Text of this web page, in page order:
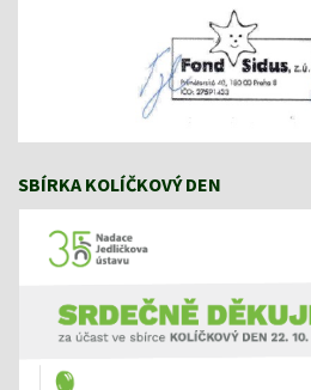
SBÍRKA KOLÍČKOVÝ DEN